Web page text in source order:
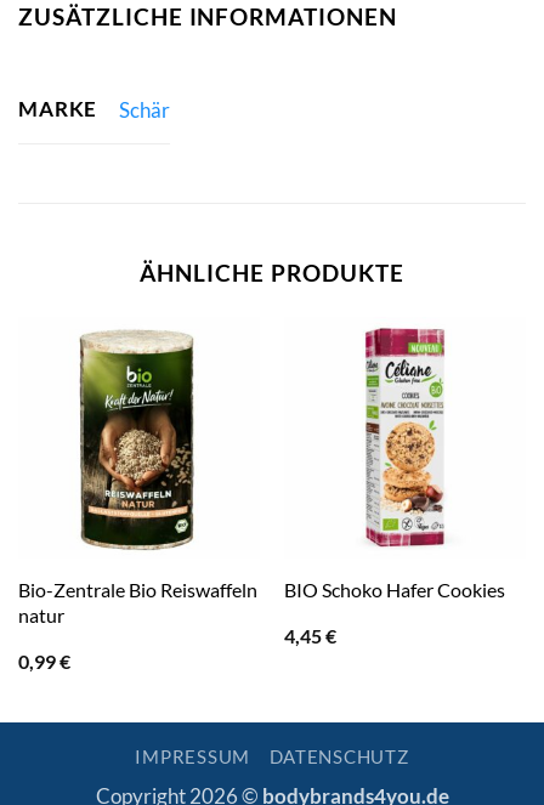
ZUSÄTZLICHE INFORMATIONEN
MARKE Schär
ÄHNLICHE PRODUKTE
Bio-Zentrale Bio Reiswaffeln
natur
0,99€
BIO Schoko Hafer Cookies
4,45€
IMPRESSUM DATENSCHUTZ
Copyright 2026 © bodybrands4you.de